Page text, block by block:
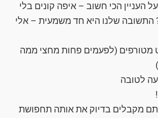
העניין הכי חשוב – איפה קונים בלי
התשובה שלנו היא חד משמעית – אלי
מטורפים (לפעמים פחות מחצי ממה
לטובה
מקבלים בדיוק את אותה תחפושת